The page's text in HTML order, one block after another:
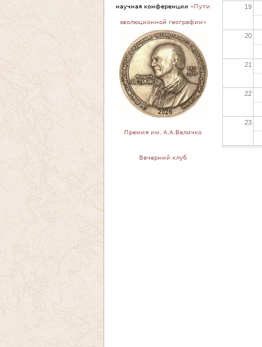
19
20
21
22
23
научная конференции «Пути
эволюционной географии»
Премия им. А.А.Величко
Вечерний клуб